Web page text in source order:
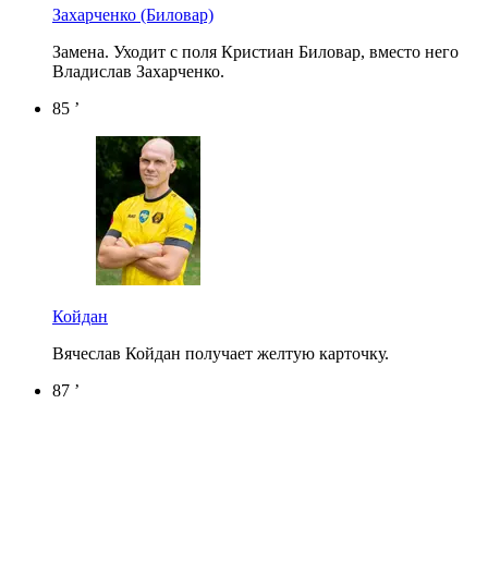
Захарченко (Биловар)
Замена. Уходит с поля Кристиан Биловар, вместо него
Владислав Захарченко.
85 ’
Койдан
Вячеслав Койдан получает желтую карточку.
87 ’